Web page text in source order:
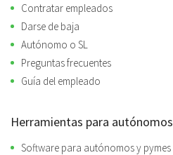
Contratar empleados
Darse de baja
Autónomo o SL
Preguntas frecuentes
Guía del empleado
Herramientas para autónomos
Software para autónomos y pymes